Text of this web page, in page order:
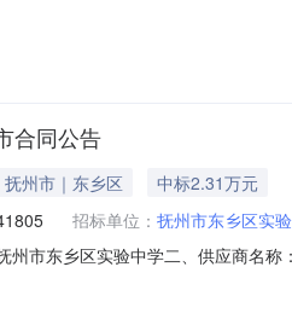
务要求或标的基本概况：七、其它
合同公告
州市｜东乡区
中标2.31万元
招标单位： 抚州市东乡区实
州市东乡区实验中学二、供应商名
花D1.2B话筒插头插头莲花D1.2B